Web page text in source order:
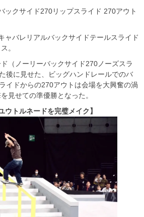
ックサイド270リップスライド 270アウト
ャバレリアルバックサイドテールスライド
。
（ノーリーバックサイド270ノーズスラ
後に見せた、ビッグハンドレールでのバ
イドからの270アウトは会場を大興奮の渦
見せての準優勝となった。
ウトルネードを完璧メイク】